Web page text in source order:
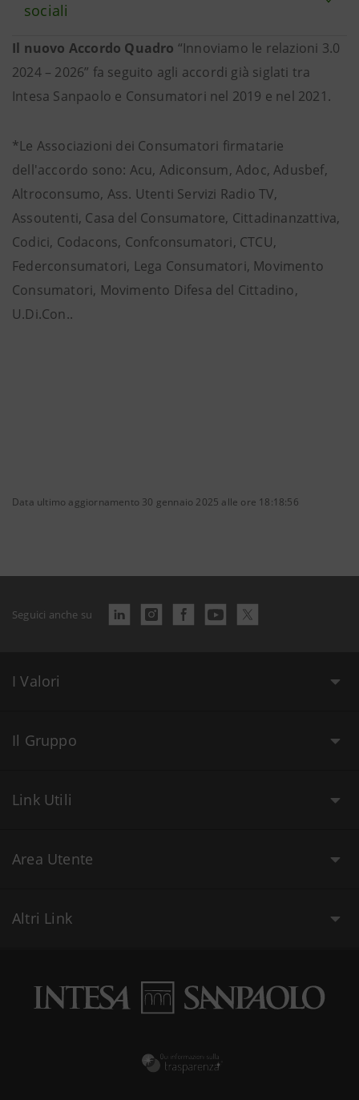
sociali
Il nuovo Accordo Quadro “Innoviamo le relazioni 3.0
2024 – 2026” fa seguito agli accordi già siglati tra
Intesa Sanpaolo e Consumatori nel 2019 e nel 2021.
*Le Associazioni dei Consumatori firmatarie
dell'accordo sono: Acu, Adiconsum, Adoc, Adusbef,
Altroconsumo, Ass. Utenti Servizi Radio TV,
Assoutenti, Casa del Consumatore, Cittadinanzattiva,
Codici, Codacons, Confconsumatori, CTCU,
Federconsumatori, Lega Consumatori, Movimento
Consumatori, Movimento Difesa del Cittadino,
U.Di.Con..
Data ultimo aggiornamento 30 gennaio 2025 alle ore 18:18:56
Seguici anche su
I Valori
Il Gruppo
Link Utili
Area Utente
Altri Link